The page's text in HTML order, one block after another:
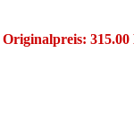
Originalpreis: